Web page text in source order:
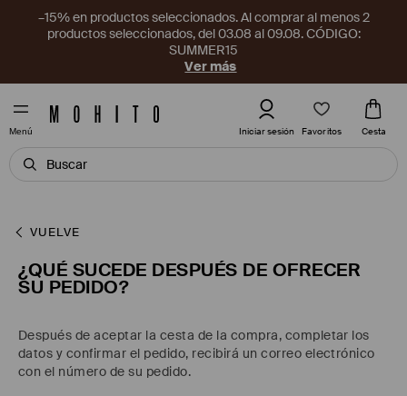
–15% en productos seleccionados. Al comprar al menos 2
productos seleccionados, del 03.08 al 09.08. CÓDIGO:
SUMMER15
Ver más
Menú Iniciar sesión Favoritos Cesta
VUELVE
¿QUÉ SUCEDE DESPUÉS DE OFRECER
SU PEDIDO?
Después de aceptar la cesta de la compra, completar los
datos y confirmar el pedido, recibirá un correo electrónico
con el número de su pedido.